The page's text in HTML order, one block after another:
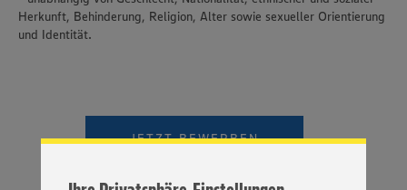
Cookies und anderer Technologien ist freiwillig und kann
„EINSTELLUNGEN ÄNDERN”. Bitte beachten Sie, dass auf
Herkunft, Behinderung, Religion, Alter sowie sexueller Orientierung
und Identität.
JETZT BEWERBEN